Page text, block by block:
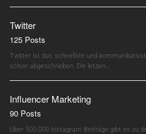
Twitter
125 Posts
Twitter ist das schnellste und
schon abgeschrieben. Die letzen…
Influencer Marketing
90 Posts
Über 500.000 Instagram Beiträge gibt es zu